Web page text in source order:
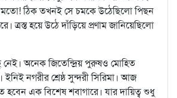
মতো! ঠিক তখনই সে চমকে উঠেছিলো পিছন
ত্রস্ত হয়ে উঠে দাঁড়িয়ে প্রণাম জানিয়েছিলো
অনেক জিতেন্দ্রিয় পুরুষও মোহিত
নগরীর শ্রেষ্ঠ সুন্দরী সিরিমা। আজ
হবেন এক বিশেষ শবাগারে। যার দায়িত্ব শুধু